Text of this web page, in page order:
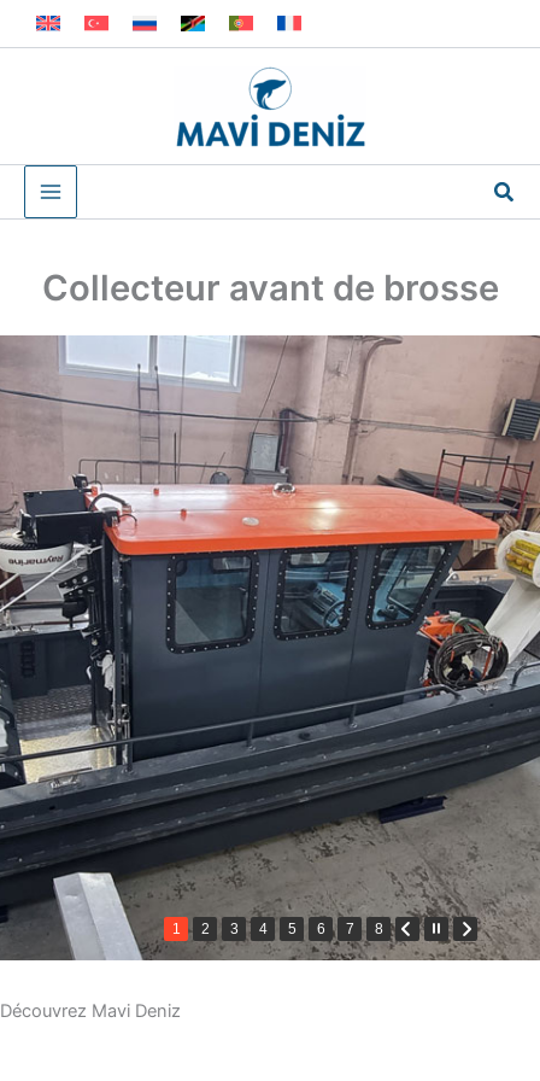
au
Collecteur avant de brosse
1 2 3 4 5 6 7 8
Découvrez Mavi Deniz